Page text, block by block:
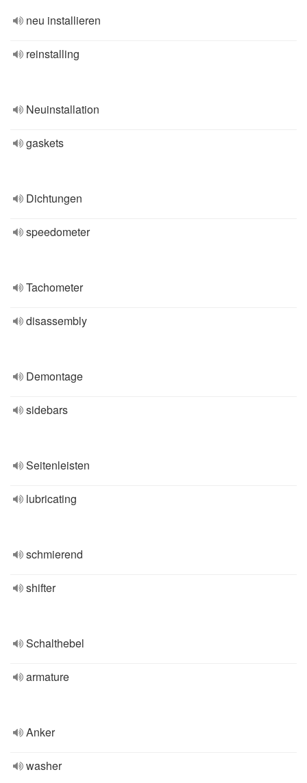
neu installieren
reinstalling
Neuinstallation
gaskets
Dichtungen
speedometer
Tachometer
disassembly
Demontage
sidebars
Seitenleisten
lubricating
schmierend
shifter
Schalthebel
armature
Anker
washer